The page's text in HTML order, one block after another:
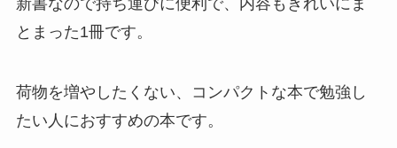
とまった1冊です。
荷物を増やしたくない、コンパクトな本で勉強し
たい人におすすめの本です。